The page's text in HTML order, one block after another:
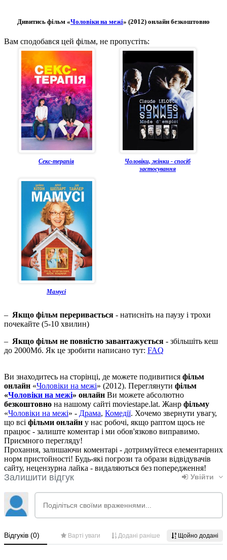
Дивитись фільм «Чоловіки на межі» (2012) онлайн безкоштовно
Вам сподобався цей фільм, не пропустіть:
Секс-терапія
Чоловіки, жінки - спосіб
застосування
Мамусі
– Якщо фільм переривається - натисніть на паузу і трохи
почекайте (5-10 хвилин)
– Якщо фільм не повністю завантажується - збільшіть кеш
до 2000Мб. Як це зробити написано тут: FAQ
Ви знаходитесь на сторінці, де можете подивитися фільм
онлайн «Чоловіки на межі» (2012). Переглянути фільм
«Чоловіки на межі» онлайн Ви можете абсолютно
безкоштовно на нашому сайті moviestape.lat. Жанр фільму
«Чоловіки на межі» - Драма, Комедії. Хочемо звернути увагу,
що всі фільми онлайн у нас робочі, якщо раптом щось не
працює - залиште коментар і ми обов'язково виправимо.
Приємного перегляду!
Прохання, залишаючи коментарі - дотримуйтеся елементарних
норм пристойності! Будь-які погрози та образи відвідувачів
сайту, нецензурна лайка - видаляються без попередження!